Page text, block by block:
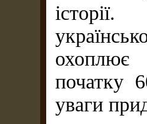
початку
уваги